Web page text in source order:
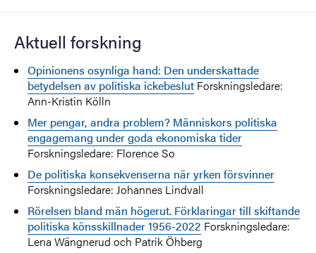
Aktuell forskning
Opinionens osynliga hand: Den underskattade
betydelsen av politiska ickebeslut Forskningsledare:
Ann-Kristin Kölln
Mer pengar, andra problem? Människors politiska
engagemang under goda ekonomiska tider
Forskningsledare: Florence So
De politiska konsekvenserna när yrken försvinner
Forskningsledare: Johannes Lindvall
Rörelsen bland män högerut. Förklaringar till skiftande
politiska könsskillnader 1956-2022 Forskningsledare:
Lena Wängnerud och Patrik Öhberg